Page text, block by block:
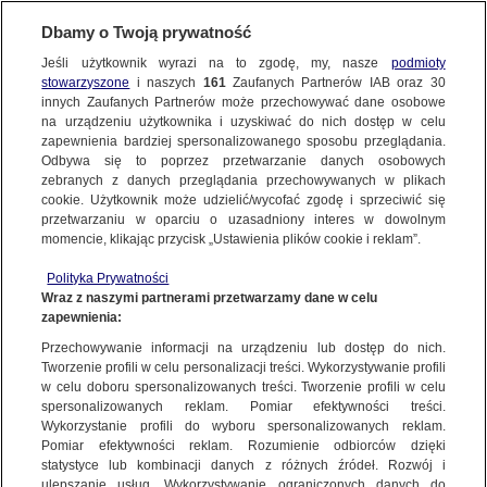
TVN24 | WYBORY PARLAMENTARNE 2023
Byłe pierwsze damy wzywają do wyborów
NAJNOWSZE
FAKTY
TVN24 GO
POLSKA
ŚWIAT
miasta:
WARSZAWA
Dzień dobry!
Jedno konto do wszystkich usług
Dbamy o Twoją prywatność
Jeśli użytkownik wyrazi na to zgodę, my, nasze podmioty
stowarzyszone i naszych 161Zaufanych Partnerów IAB oraz 30
innych Zaufanych Partnerów może przechowywać dane osobowe
na urządzeniu użytkownika i uzyskiwać do nich dostęp w celu
zapewnienia bardziej spersonalizowanego sposobu przeglądania.
Odbywa się to poprzez przetwarzanie danych osobowych
zebranych z danych przeglądania przechowywanych w plikach
cookie. Użytkownik może udzielić/wycofać zgodę i sprzeciwić się
przetwarzaniu w oparciu o uzasadniony interes w dowolnym
momencie, klikając przycisk „Ustawienia plików cookie i reklam”.
Polityka Prywatności
Wraz z naszymi partnerami przetwarzamy dane w celu
zapewnienia:
Przechowywanie informacji na urządzeniu lub dostęp do nich.
Tworzenie profili w celu personalizacji treści. Wykorzystywanie profili
w celu doboru spersonalizowanych treści. Tworzenie profili w celu
spersonalizowanych reklam. Pomiar efektywności treści.
Wykorzystanie profili do wyboru spersonalizowanych reklam.
Pomiar efektywności reklam. Rozumienie odbiorców dzięki
statystyce lub kombinacji danych z różnych źródeł. Rozwój i